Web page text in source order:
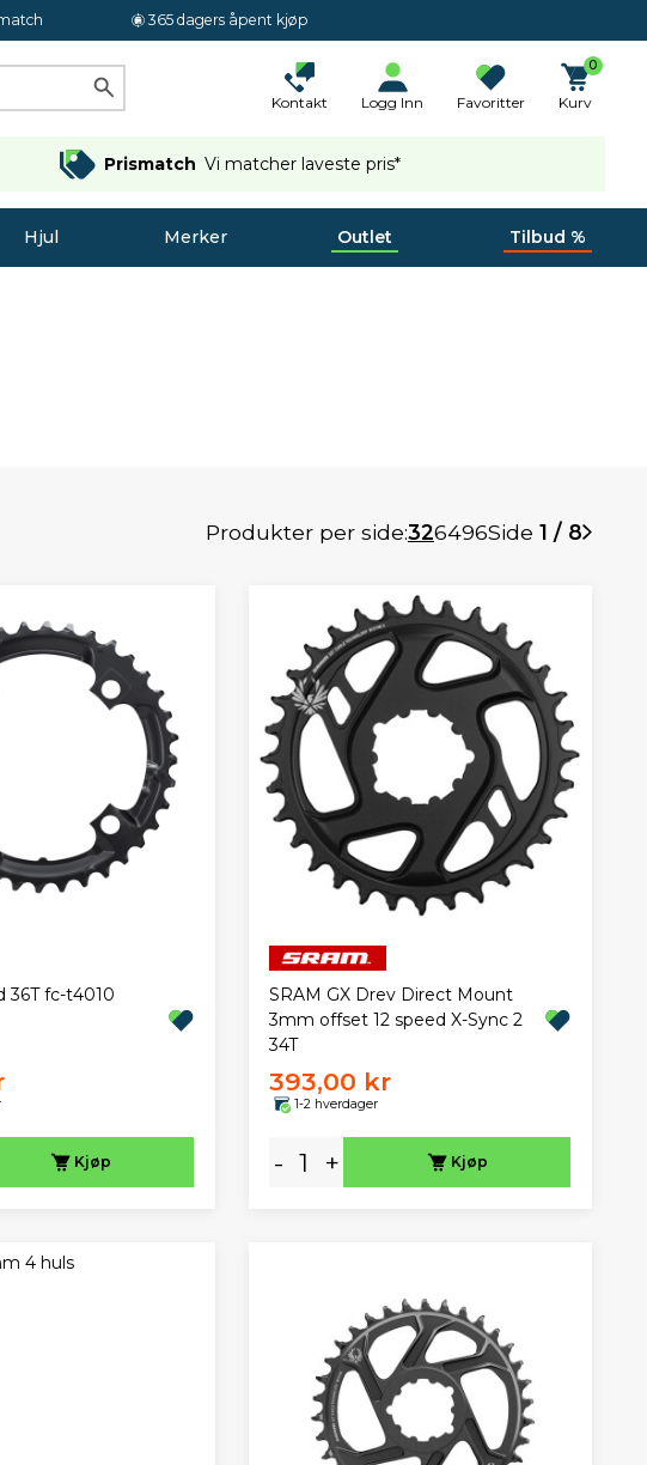
365 dagers åpent kjøp
Kontakt Logg Inn Favoritter
0
Kurv
Prismatch Vi matcher laveste pris*
Hjul Merker Outlet Tilbud %
Produkter per side:326496Side 1 / 8
36T fc-t4010
Kjøp
SRAM GX Drev Direct Mount
3mm offset 12 speed X-Sync 2
34T
393,00 kr
1-2 hverdager
- + Kjøp